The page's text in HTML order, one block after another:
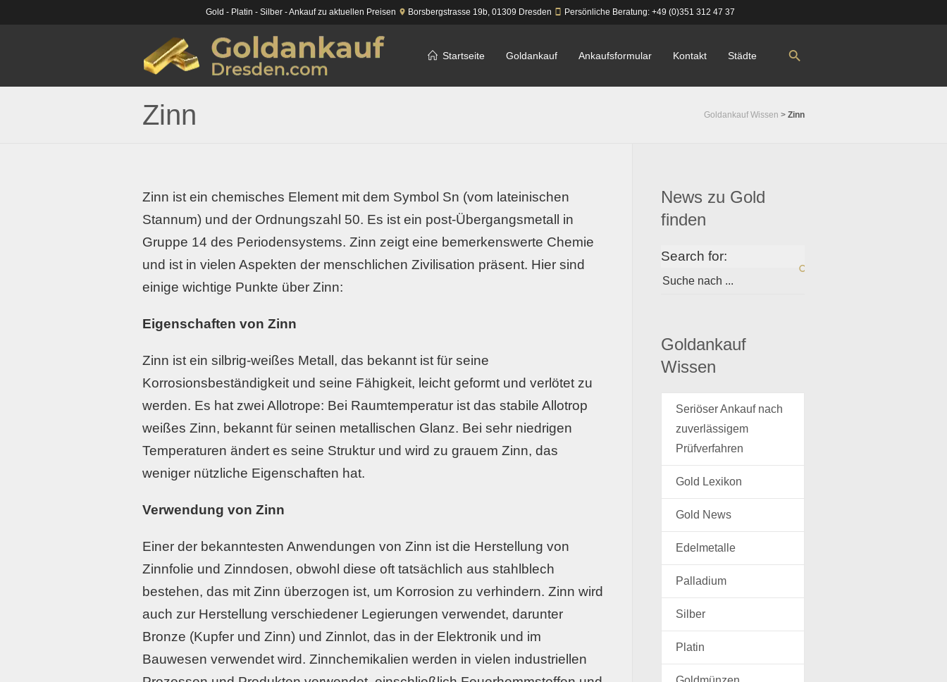
Gold - Platin - Silber - Ankauf zu aktuellen Preisen Borsbergstrasse 19b,01309 Dresden Persönliche Beratung: +49 (0)351 312 47 37
Startseite Goldankauf Ankaufsformular Kontakt Städte
Zinn Goldankauf Wissen > Zinn
Zinn ist ein chemisches Element mit dem Symbol Sn (vom lateinischen
Stannum) und der Ordnungszahl 50. Es ist ein post-Übergangsmetall in
Gruppe 14 des Periodensystems. Zinn zeigt eine bemerkenswerte Chemie
und ist in vielen Aspekten der menschlichen Zivilisation präsent. Hier sind
einige wichtige Punkte über Zinn:
Eigenschaften von Zinn
Zinn ist ein silbrig-weißes Metall, das bekannt ist für seine
Korrosionsbeständigkeit und seine Fähigkeit, leicht geformt und verlötet zu
werden. Es hat zwei Allotrope: Bei Raumtemperatur ist das stabile Allotrop
weißes Zinn, bekannt für seinen metallischen Glanz. Bei sehr niedrigen
Temperaturen ändert es seine Struktur und wird zu grauem Zinn, das
weniger nützliche Eigenschaften hat.
Verwendung von Zinn
Einer der bekanntesten Anwendungen von Zinn ist die Herstellung von
Zinnfolie und Zinndosen, obwohl diese oft tatsächlich aus stahlblech
bestehen, das mit Zinn überzogen ist, um Korrosion zu verhindern. Zinn wird
auch zur Herstellung verschiedener Legierungen verwendet, darunter
Bronze (Kupfer und Zinn) und Zinnlot, das in der Elektronik und im
Bauwesen verwendet wird. Zinnchemikalien werden in vielen industriellen
News zu Gold
finden
Search for:
Goldankauf
Wissen
Seriöser Ankauf nach
zuverlässigem
Prüfverfahren
Gold Lexikon
Gold News
Edelmetalle
Palladium
Silber
Platin